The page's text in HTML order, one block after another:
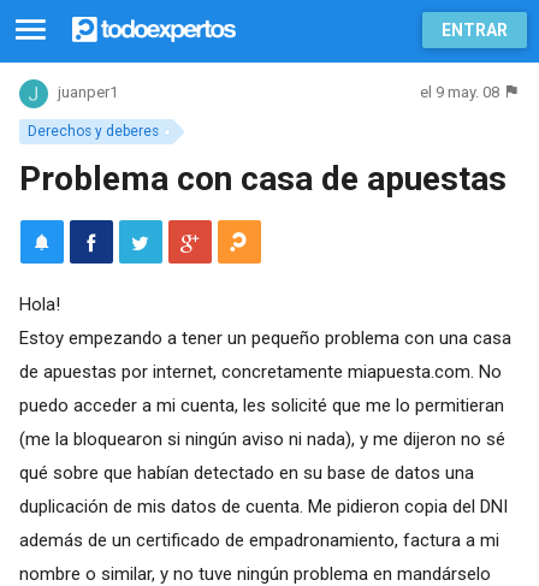
ENTRAR
Derechos y deberes
juanper1 el 9 may. 08
Problema con casa de apuestas
Hola!
Estoy empezando a tener un pequeño problema con una casa
de apuestas por internet, concretamente miapuesta.com. No
puedo acceder a mi cuenta, les solicité que me lo permitieran
(me la bloquearon si ningún aviso ni nada), y me dijeron no sé
qué sobre que habían detectado en su base de datos una
duplicación de mis datos de cuenta. Me pidieron copia del DNI
además de un certificado de empadronamiento, factura a mi
nombre o similar, y no tuve ningún problema en mandárselo